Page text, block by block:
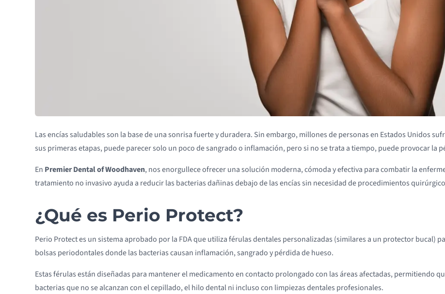
Las encías saludables son la base de una sonrisa fuerte y duradera. Sin embargo, millones de personas en Estados Unidos
sus primeras etapas, puede parecer solo un poco de sangrado o inflamación, pero si no se trata a tiempo, puede provocar la
En Premier Dental of Woodhaven, nos enorgullece ofrecer una solución moderna, cómoda y efectiva para combatir la
tratamiento no invasivo ayuda a reducir las bacterias dañinas debajo de las encías sin necesidad de procedimientos
¿Qué es Perio Protect?
Perio Protect es un sistema aprobado por la FDA que utiliza férulas dentales personalizadas (similares a un protector bucal)
bolsas periodontales donde las bacterias causan inflamación, sangrado y pérdida de hueso.
Estas férulas están diseñadas para mantener el medicamento en contacto prolongado con las áreas afectadas, permitiendo
bacterias que no se alcanzan con el cepillado, el hilo dental ni incluso con limpiezas dentales profesionales.